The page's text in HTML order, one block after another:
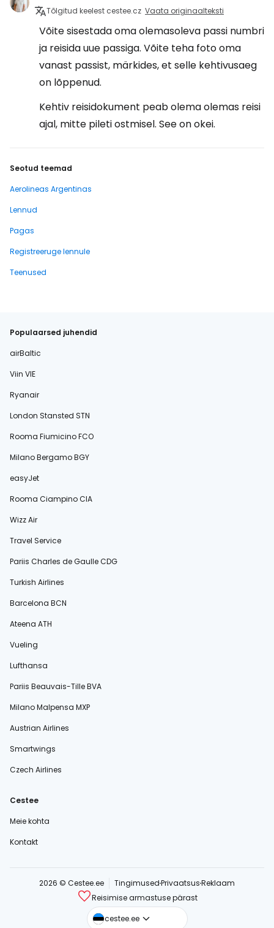
Tõlgitud keelest cestee.cz Vaata originaalteksti
Võite sisestada oma olemasoleva passi numbri
ja reisida uue passiga. Võite teha foto oma
vanast passist, märkides, et selle kehtivusaeg
on lõppenud.
Kehtiv reisidokument peab olema olemas reisi
ajal, mitte pileti ostmisel. See on okei.
Seotud teemad
Aerolineas Argentinas
Lennud
Pagas
Registreeruge lennule
Teenused
Populaarsed juhendid
airBaltic
Viin VIE
Ryanair
London Stansted STN
Rooma Fiumicino FCO
Milano Bergamo BGY
easyJet
Rooma Ciampino CIA
Wizz Air
Travel Service
Pariis Charles de Gaulle CDG
Turkish Airlines
Barcelona BCN
Ateena ATH
Vueling
Lufthansa
Pariis Beauvais-Tille BVA
Milano Malpensa MXP
Austrian Airlines
Smartwings
Czech Airlines
Cestee
Meie kohta
Kontakt
2026 © Cestee.ee TingimusedPrivaatsusReklaam
Reisimise armastuse pärast
cestee.ee
cestee.com